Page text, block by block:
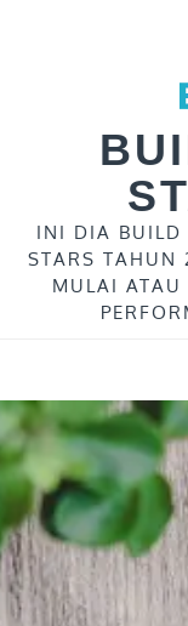
INI DIA BUILD
STARS TAHUN
MULAI ATAU